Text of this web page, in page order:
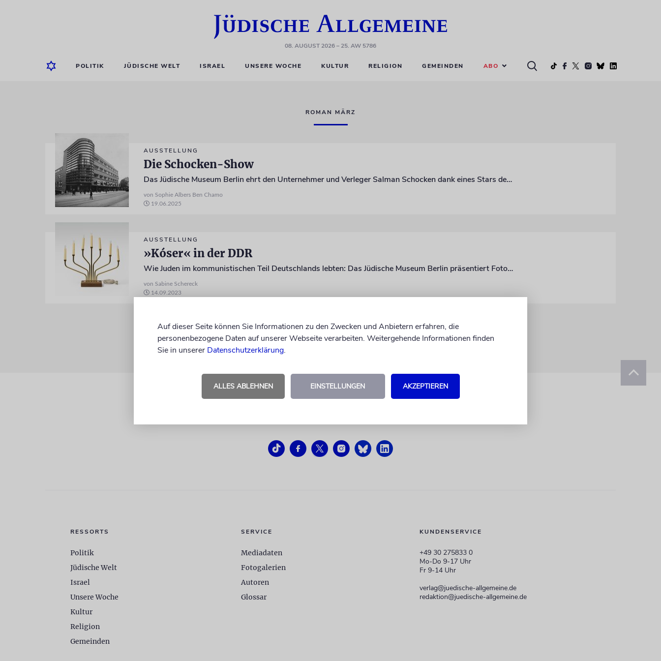
08. AUGUST 2026– 25. AW 5786
POLITIK JÜDISCHE WELT ISRAEL UNSERE WOCHE KULTUR RELIGION GEMEINDEN ABO
ROMAN MÄRZ
AUSSTELLUNG
Die Schocken-Show
Das Jüdische Museum Berlin ehrt den Unternehmer und Verleger Salman Schocken dank eines Stars der US-Literatur
von Sophie Albers Ben Chamo
19.06.2025
AUSSTELLUNG
»Kóser« in der DDR
Wie Juden im kommunistischen Teil Deutschlands lebten: Das Jüdische Museum Berlin präsentiert Fotos, Kunst und eine Menora aus dem VEB Wohnraumleuchten
von Sabine Schereck
14.09.2023
KUNDENSERVICE
+49 30 275833 0
Mo-Do 9-17 Uhr
Fr 9-14 Uhr
verlag@juedische-allgemeine.de
redaktion@juedische-allgemeine.de
RESSORTS
Politik
Jüdische Welt
Israel
Unsere Woche
Kultur
Religion
Gemeinden
SERVICE
Mediadaten
Fotogalerien
Autoren
Glossar
Auf dieser Seite können Sie Informationen zu den Zwecken und Anbietern erfahren, die
personenbezogene Daten auf unserer Webseite verarbeiten. Weitergehende Informationen finden
Sie in unserer Datenschutzerklärung.
ALLES ABLEHNEN EINSTELLUNGEN AKZEPTIEREN